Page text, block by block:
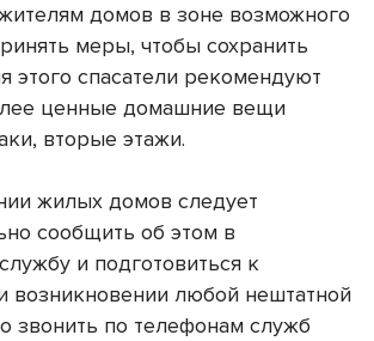
домов в зоне возможного
меры, чтобы сохранить
этого спасатели рекомендуют
ценные домашние вещи
вторые этажи.
жилых домов следует
сообщить об этом в
и подготовиться к
возникновении любой нештатной
звонить по телефонам служб